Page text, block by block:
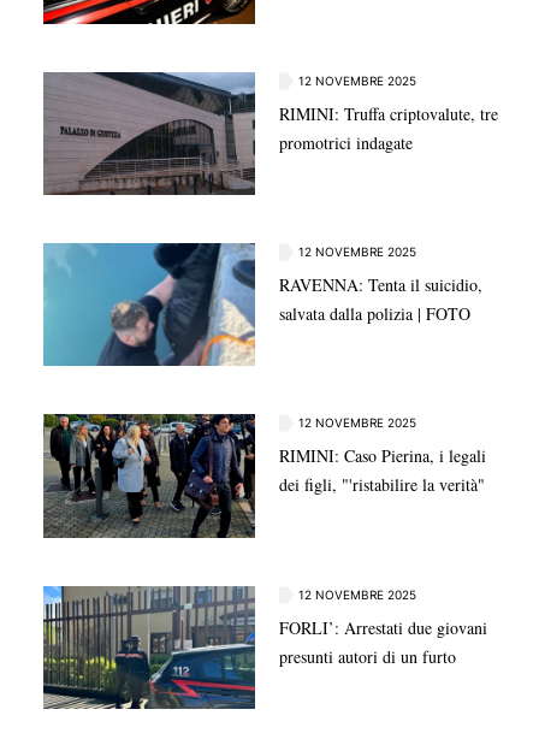
12 NOVEMBRE 2025
RIMINI: Truffa criptovalute, tre
promotrici indagate
12 NOVEMBRE 2025
RAVENNA: Tenta il suicidio,
salvata dalla polizia | FOTO
12 NOVEMBRE 2025
RIMINI: Caso Pierina, i legali
dei figli, "'ristabilire la verità"
12 NOVEMBRE 2025
FORLI’: Arrestati due giovani
presunti autori di un furto